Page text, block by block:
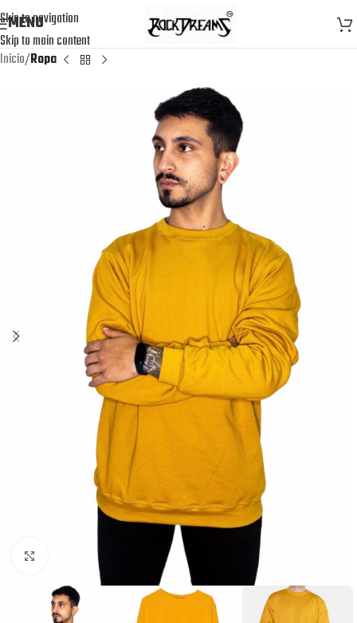
Skip to navigation
Skip to main content
MENU
Inicio Ropa
Click to enlarge